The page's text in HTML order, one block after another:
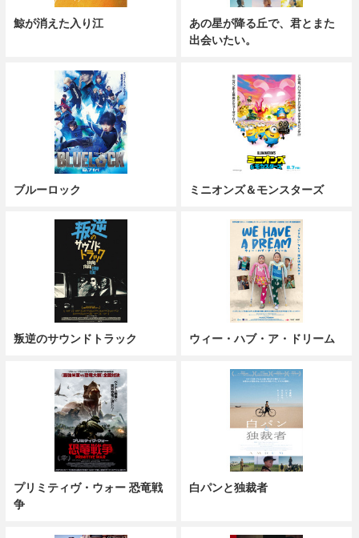
鯨が消えた入り江
あの星が降る丘で、君とまた
出会いたい。
ブルーロック ミニオンズ＆モンスターズ
叛逆のサウンドトラック ウィー・ハブ・ア・ドリーム
プリミティヴ・ウォー 恐竜戦
争
白パンと独裁者